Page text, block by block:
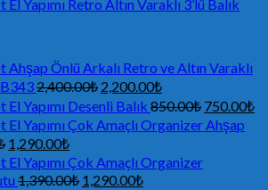
Yapımı Retro Altın Varaklı 3’lü Balık
Önlü Arkalı Retro ve Altın Varaklı
2,400.00₺ 2,200.00₺
Yapımı Desenli Balık 850.00₺ 750.00₺
Yapımı Çok Amaçlı Organizer Ahşap
1,290.00₺
Yapımı Çok Amaçlı Organizer
1,390.00₺ 1,290.00₺